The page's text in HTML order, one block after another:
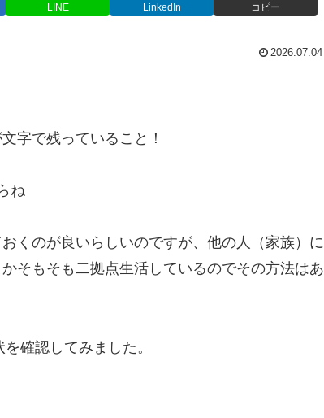
LINE LinkedIn コピー
2026.07.04
字で残っていること！
ね
くのが良いらしいのですが、他の人（家族）に
そもそも二拠点生活しているのでその方法はあ
確認してみました。